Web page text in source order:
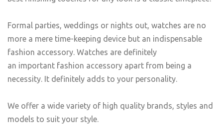
Formal parties, weddings or nights out, watches are no
more a mere time-keeping device but an indispensable
fashion accessory. Watches are definitely
an important fashion accessory apart from being a
necessity. It definitely adds to your personality.
We offer a wide variety of high quality brands, styles and
models to suit your style.